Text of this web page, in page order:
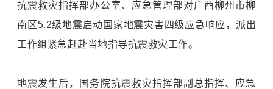
抗震救灾指挥部办公室、应急管理部对广西柳州市柳
南区5.2级地震启动国家地震灾害四级应急响应，派出
工作组紧急赶赴当地指导抗震救灾工作。
地震发生后，国务院抗震救灾指挥部副总指挥、应急